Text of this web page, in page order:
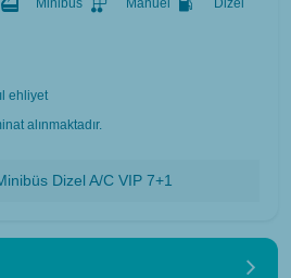
Minibüs Manuel
Dizel
ehliyet
alınmaktadır.
Dizel A/C VIP 7+1